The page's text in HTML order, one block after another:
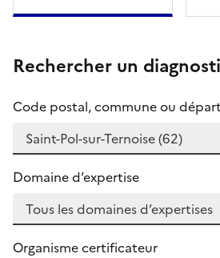
Rechercher un
Code postal, commune ou
Domaine d’expertise
Organisme certificateur